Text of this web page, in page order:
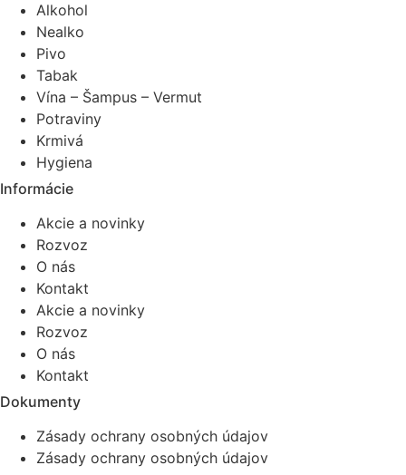
Alkohol
Nealko
Pivo
Tabak
Vína – Šampus – Vermut
Potraviny
Krmivá
Hygiena
Informácie
Akcie a novinky
Rozvoz
O nás
Kontakt
Akcie a novinky
Rozvoz
O nás
Kontakt
Dokumenty
Zásady ochrany osobných údajov
Zásady ochrany osobných údajov